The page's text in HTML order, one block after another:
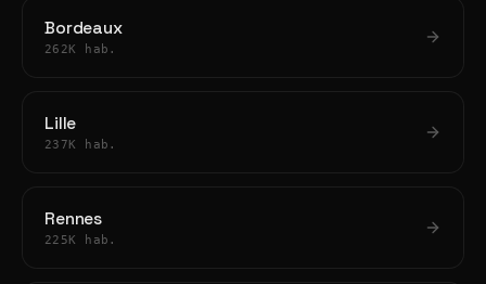
Bordeaux
262K hab.
Lille
237K hab.
Rennes
225K hab.